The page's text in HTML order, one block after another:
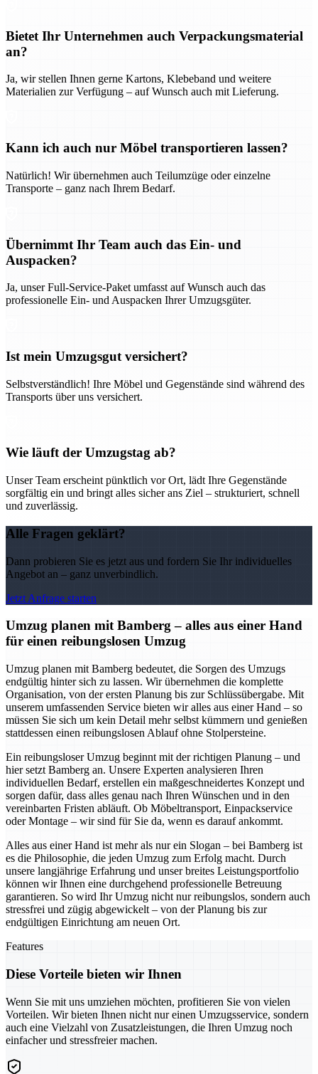
Bietet Ihr Unternehmen auch Verpackungsmaterial
an?
Ja, wir stellen Ihnen gerne Kartons, Klebeband und weitere
Materialien zur Verfügung – auf Wunsch auch mit Lieferung.
Kann ich auch nur Möbel transportieren lassen?
Natürlich! Wir übernehmen auch Teilumzüge oder einzelne
Transporte – ganz nach Ihrem Bedarf.
Übernimmt Ihr Team auch das Ein- und
Auspacken?
Ja, unser Full-Service-Paket umfasst auf Wunsch auch das
professionelle Ein- und Auspacken Ihrer Umzugsgüter.
Ist mein Umzugsgut versichert?
Selbstverständlich! Ihre Möbel und Gegenstände sind während des
Transports über uns versichert.
Wie läuft der Umzugstag ab?
Unser Team erscheint pünktlich vor Ort, lädt Ihre Gegenstände
sorgfältig ein und bringt alles sicher ans Ziel – strukturiert, schnell
und zuverlässig.
Alle Fragen geklärt?
Dann probieren Sie es jetzt aus und fordern Sie Ihr individuelles
Angebot an – ganz unverbindlich.
Jetzt Anfrage starten
Umzug planen mit Bamberg – alles aus einer Hand
für einen reibungslosen Umzug
Umzug planen mit Bamberg bedeutet, die Sorgen des Umzugs
endgültig hinter sich zu lassen. Wir übernehmen die komplette
Organisation, von der ersten Planung bis zur Schlüssübergabe. Mit
unserem umfassenden Service bieten wir alles aus einer Hand – so
müssen Sie sich um kein Detail mehr selbst kümmern und genießen
stattdessen einen reibungslosen Ablauf ohne Stolpersteine.
Ein reibungsloser Umzug beginnt mit der richtigen Planung – und
hier setzt Bamberg an. Unsere Experten analysieren Ihren
individuellen Bedarf, erstellen ein maßgeschneidertes Konzept und
sorgen dafür, dass alles genau nach Ihren Wünschen und in den
vereinbarten Fristen abläuft. Ob Möbeltransport, Einpackservice
oder Montage – wir sind für Sie da, wenn es darauf ankommt.
Alles aus einer Hand ist mehr als nur ein Slogan – bei Bamberg ist
es die Philosophie, die jeden Umzug zum Erfolg macht. Durch
unsere langjährige Erfahrung und unser breites Leistungsportfolio
können wir Ihnen eine durchgehend professionelle Betreuung
garantieren. So wird Ihr Umzug nicht nur reibungslos, sondern auch
stressfrei und zügig abgewickelt – von der Planung bis zur
endgültigen Einrichtung am neuen Ort.
Features
Diese Vorteile bieten wir Ihnen
Wenn Sie mit uns umziehen möchten, profitieren Sie von vielen
Vorteilen. Wir bieten Ihnen nicht nur einen Umzugsservice, sondern
auch eine Vielzahl von Zusatzleistungen, die Ihren Umzug noch
einfacher und stressfreier machen.